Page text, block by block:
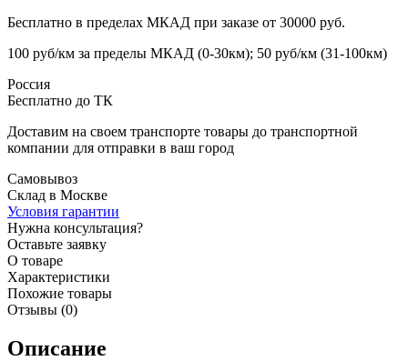
Бесплатно в пределах МКАД при заказе от 30000 руб.
100 руб/км за пределы МКАД (0-30км); 50 руб/км (31-100км)
Россия
Бесплатно до ТК
Доставим на своем транспорте товары до транспортной
компании для отправки в ваш город
Самовывоз
Склад в Москве
Условия гарантии
Нужна консультация?
Оставьте заявку
О товаре
Характеристики
Похожие товары
Отзывы (0)
Описание